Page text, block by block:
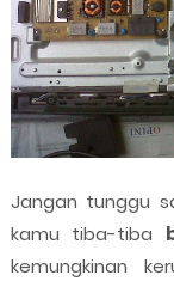
Jangan tunggu
kamu tiba-tiba
kemungkinan